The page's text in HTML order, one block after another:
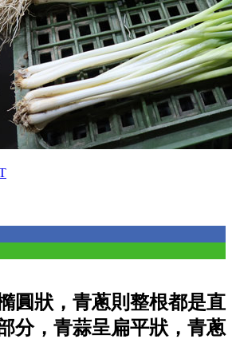
圓狀，青蔥則整根都是直
分，青蒜呈扁平狀，青蔥